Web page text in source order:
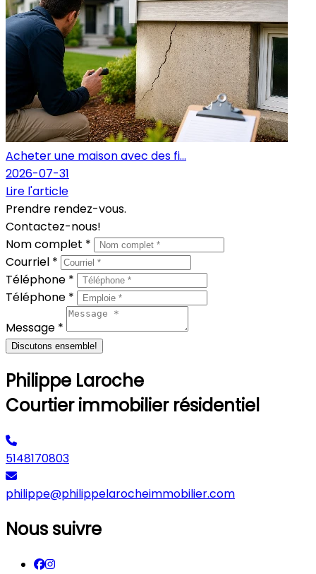
Acheter une maison avec des fi...
2026-07-31
Lire l'article
Prendre rendez-vous.
Contactez-nous!
Nom complet *
Courriel *
Téléphone *
Téléphone *
Message *
Discutons ensemble!
Philippe Laroche
Courtier immobilier résidentiel
5148170803
philippe@philippelarocheimmobilier.com
Nous suivre